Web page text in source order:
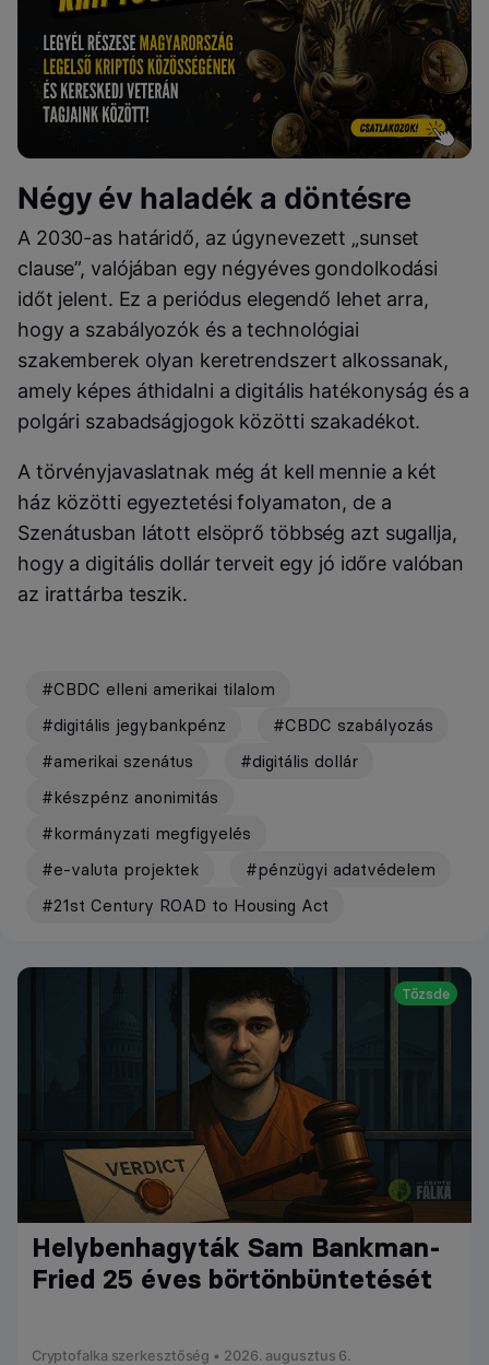
Négy év haladék a döntésre
A 2030-as határidő, az úgynevezett „sunset
clause”, valójában egy négyéves gondolkodási
időt jelent. Ez a periódus elegendő lehet arra,
hogy a szabályozók és a technológiai
szakemberek olyan keretrendszert alkossanak,
amely képes áthidalni a digitális hatékonyság és a
polgári szabadságjogok közötti szakadékot.
A törvényjavaslatnak még át kell mennie a két
ház közötti egyeztetési folyamaton, de a
Szenátusban látott elsöprő többség azt sugallja,
hogy a digitális dollár terveit egy jó időre valóban
az irattárba teszik.
#CBDC elleni amerikai tilalom
#digitális jegybankpénz
#CBDC szabályozás
#amerikai szenátus
#digitális dollár
#készpénz anonimitás
#kormányzati megfigyelés
#e-valuta projektek
#pénzügyi adatvédelem
#21st Century ROAD to Housing Act
Tőzsde
Helybenhagyták Sam Bankman-
Fried 25 éves börtönbüntetését
Cryptofalka szerkesztőség • 2026. augusztus 6.